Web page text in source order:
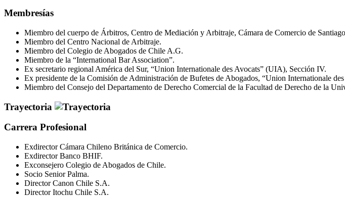
Membresías
Miembro del cuerpo de Árbitros, Centro de Mediación y Arbitraje, Cámara de Comercio de
Miembro del Centro Nacional de Arbitraje.
Miembro del Colegio de Abogados de Chile A.G.
Miembro de la “International Bar Association”.
Ex secretario regional América del Sur, “Union Internationale des Avocats” (UIA), Sección IV.
Ex presidente de la Comisión de Administración de Bufetes de Abogados, “Union Internationale
Miembro del Consejo del Departamento de Derecho Comercial de la Facultad de Derecho de la
Trayectoria
Carrera Profesional
Exdirector Cámara Chileno Británica de Comercio.
Exdirector Banco BHIF.
Exconsejero Colegio de Abogados de Chile.
Socio Senior Palma.
Director Canon Chile S.A.
Director Itochu Chile S.A.